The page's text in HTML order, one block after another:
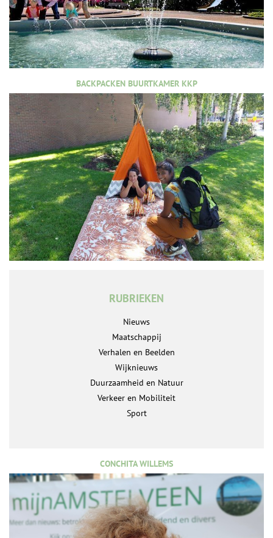
BACKPACKEN BUURTKAMER KKP
RUBRIEKEN
Nieuws
Maatschappij
Verhalen en Beelden
Wijknieuws
Duurzaamheid en Natuur
Verkeer en Mobiliteit
Sport
CONCHITA WILLEMS